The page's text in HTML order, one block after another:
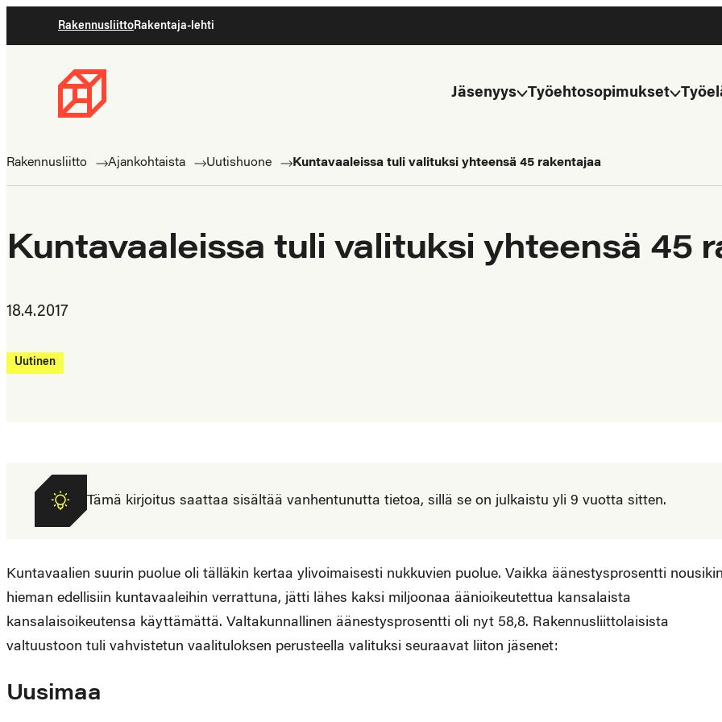
suoraan
RakennusliittoRakentaja-lehti
Rakennusliitto
ammattilaisten
Jäsenyys Työehtosopimukset
Rakennusliitto Ajankohtaista Uutishuone Kuntavaaleissa tuli valituksi yhteensä 45 rakentajaa
Kuntavaaleissa tuli valituksi yhteensä 45
18.4.2017
Uutinen
Tämä kirjoitus saattaa sisältää vanhentunutta tietoa, sillä se on julkaistu yli 9 vuotta sitten.
Kuntavaalien suurin puolue oli tälläkin kertaa ylivoimaisesti nukkuvien puolue. Vaikka äänestysprosentti
hieman edellisiin kuntavaaleihin verrattuna, jätti lähes kaksi miljoonaa äänioikeutettua kansalaista
kansalaisoikeutensa käyttämättä. Valtakunnallinen äänestysprosentti oli nyt 58,8. Rakennusliittolaisista
valtuustoon tuli vahvistetun vaalituloksen perusteella valituksi seuraavat liiton jäsenet:
Uusimaa